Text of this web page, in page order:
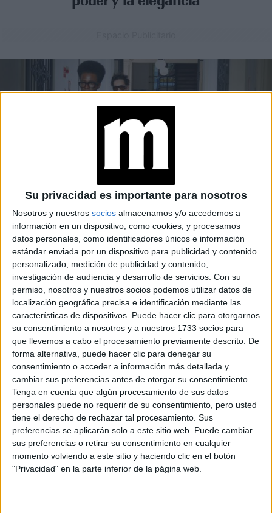
Su privacidad es importante para nosotros
Nosotros y nuestros socios almacenamos y/o accedemos a
información en un dispositivo, como cookies, y procesamos
datos personales, como identificadores únicos e información
estándar enviada por un dispositivo para publicidad y contenido
personalizado, medición de publicidad y contenido,
investigación de audiencia y desarrollo de servicios. Con su
permiso, nosotros y nuestros socios podemos utilizar datos de
localización geográfica precisa e identificación mediante las
características de dispositivos. Puede hacer clic para otorgarnos
su consentimiento a nosotros y a nuestros 1733 socios para
que llevemos a cabo el procesamiento previamente descrito. De
forma alternativa, puede hacer clic para denegar su
consentimiento o acceder a información más detallada y
cambiar sus preferencias antes de otorgar su consentimiento.
Tenga en cuenta que algún procesamiento de sus datos
personales puede no requerir de su consentimiento, pero usted
tiene el derecho de rechazar tal procesamiento. Sus
preferencias se aplicarán solo a este sitio web. Puede cambiar
sus preferencias o retirar su consentimiento en cualquier
momento volviendo a este sitio y haciendo clic en el botón
"Privacidad" en la parte inferior de la página web.
MODA20-05-2026 08:02
João Pimenta y la nueva sastrería
masculina: siluetas andróginas,
corsetería y deconstrucción
Entre corsetería impecable, siluetas andróginas y una
mirada contemporánea sobre la moda masculina, el
diseñador brasileño João Pimenta vuelve a desafiar las
estructuras tradicionales de la sastrería con una
colección donde la memoria, la innovación y la identidad
conviven en equilibrio.
Por Murilo Brito